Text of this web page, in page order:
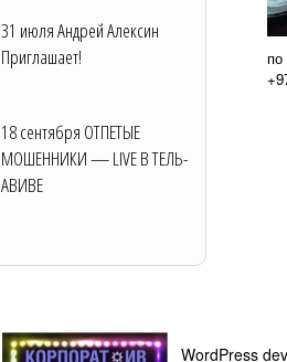
31 июля Андрей Алексин
Приглашает!
18 сентября ОТПЕТЫЕ
МОШЕННИКИ — LIVE В ТЕЛЬ-
АВИВЕ
WordPress